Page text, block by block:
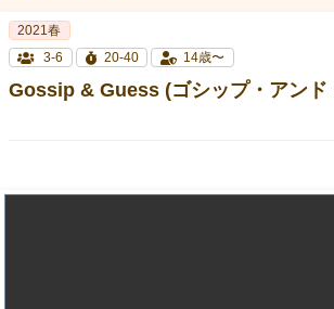
2021春
3-6
20-40 14歳〜
Gossip & Guess (ゴシップ・アンド